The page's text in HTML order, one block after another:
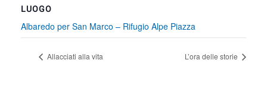
LUOGO
Albaredo per San Marco – Rifugio Alpe Piazza
Allacciati alla vita L’ora delle storie